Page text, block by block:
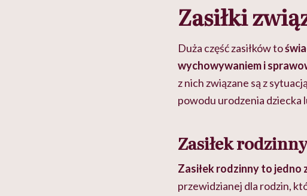
głupota i brak wyobraźni"
Zasiłki
Duża część zasiłków to
wychowywaniem i
z nich związane są z
powodu urodzenia dziecka
Zasiłek rodzinny
Zasiłek rodzinny to jedno
przewidzianej dla rodzin,